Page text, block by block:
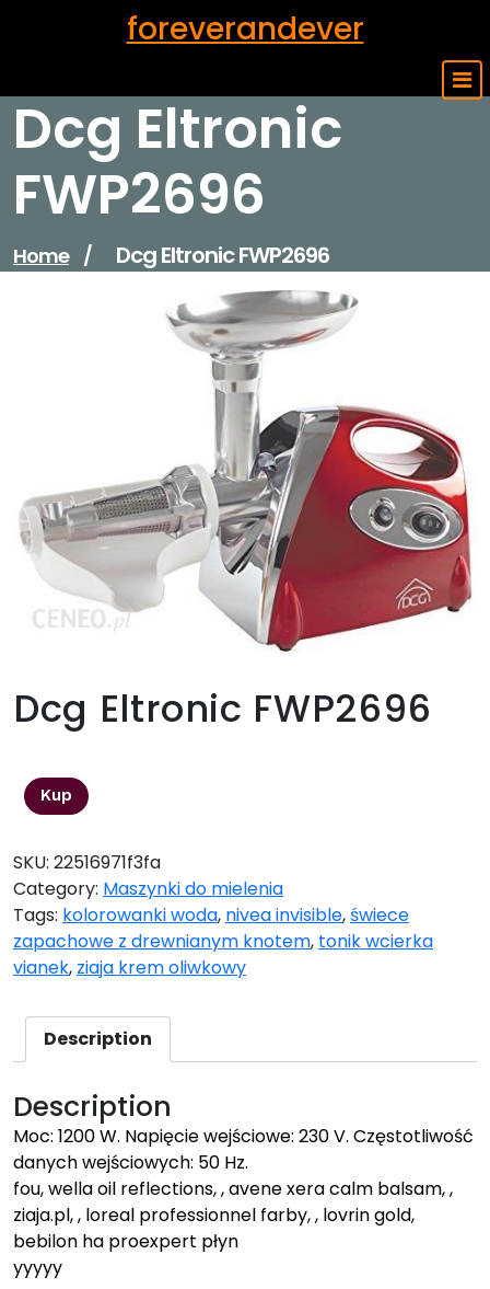
foreverandever
Dcg Eltronic
FWP2696
Home / Dcg Eltronic FWP2696
Dcg Eltronic FWP2696
Kup
SKU: 22516971f3fa
Category: Maszynki do mielenia
Tags: kolorowanki woda, nivea invisible,świece
zapachowe z drewnianym knotem, tonik wcierka
vianek, ziaja krem oliwkowy
Description
Description
Moc: 1200 W. Napięcie wejściowe: 230 V. Częstotliwość
danych wejściowych: 50 Hz.
fou, wella oil reflections, , avene xera calm balsam, ,
ziaja.pl, , loreal professionnel farby, , lovrin gold,
bebilon ha proexpert płyn
yyyyy